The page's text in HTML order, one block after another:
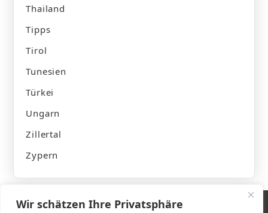
Wir schätzen Ihre Privatsphäre
Thailand
Tipps
Tirol
Tunesien
Türkei
Ungarn
Zillertal
Zypern